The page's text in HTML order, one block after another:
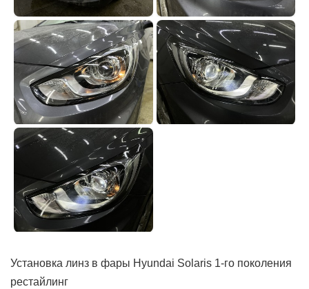
Установка линз в фары Hyundai Solaris 1-го поколения
рестайлинг